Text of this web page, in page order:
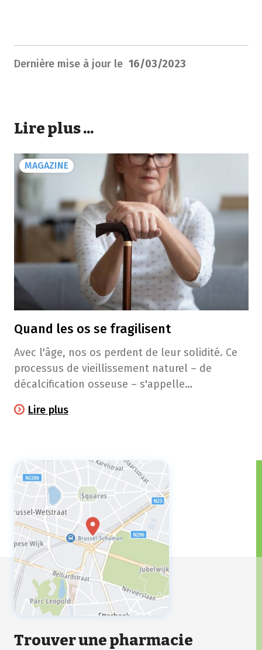
Dernière mise à jour le 16/03/2023
Lire plus ...
MAGAZINE
Quand les os se fragilisent
Avec l'âge, nos os perdent de leur solidité. Ce
processus de vieillissement naturel – de
décalcification osseuse – s'appelle
subira un jour une fracture due à l'ostéoporose.
Lire plus
Trouver une pharmacie